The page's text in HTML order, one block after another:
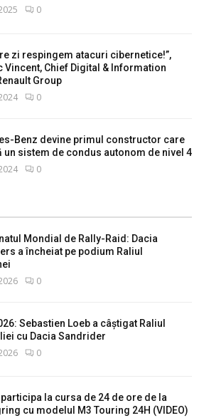
0
zi respingem atacuri cibernetice!”,
Vincent, Chief Digital & Information
Group
0
Benz devine primul constructor care
un sistem de condus autonom de nivel 4
0
Mondial de Rally-Raid: Dacia
a încheiat pe podium Raliul
0
Sebastien Loeb a câștigat Raliul
cu Dacia Sandrider
0
participa la cursa de 24 de ore de la
cu modelul M3 Touring 24H (VIDEO)